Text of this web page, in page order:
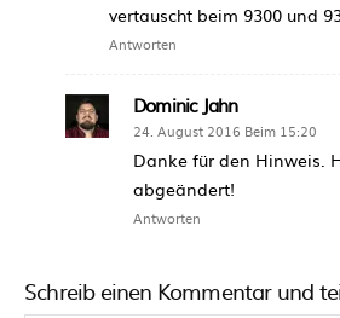
vertauscht beim 9300 und
Antworten
Dominic Jahn
24. August 2016 Beim 15:20
Danke für den Hinweis.
abgeändert!
Antworten
Schreib einen Kommentar und